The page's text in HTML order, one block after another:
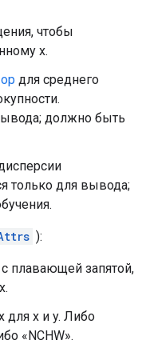
чтобы
x.
для среднего
должно быть
только для вывода;
):
плавающей запятой,
для x и y. Либо
«NCHW».